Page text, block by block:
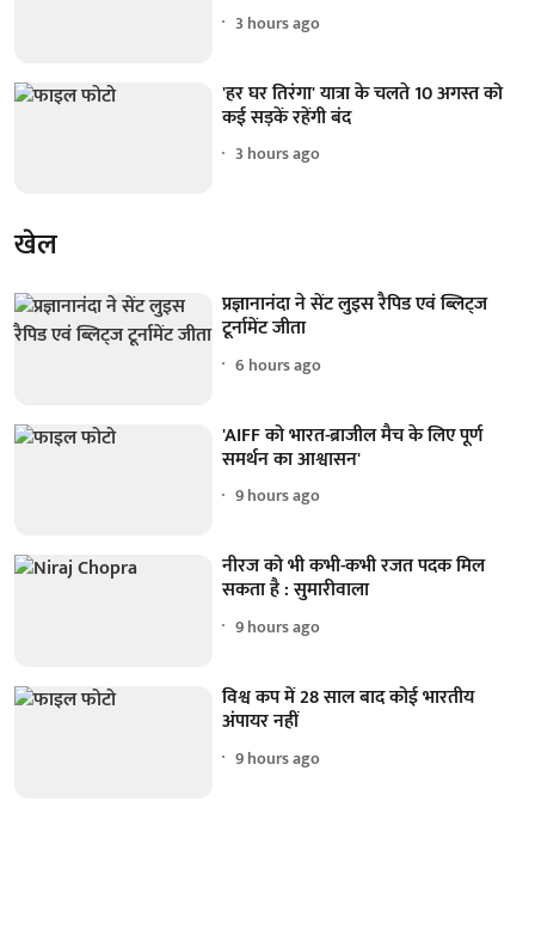
3 hours ago
'हर घर तिरंगा' यात्रा के चलते 10 अगस्त को
कई सड़कें रहेंगी बंद
3 hours ago
खेल
प्रज्ञानानंदा ने सेंट लुइस रैपिड एवं ब्लिट्ज
टूर्नामेंट जीता
6 hours ago
'AIFF को भारत-ब्राजील मैच के लिए पूर्ण
समर्थन का आश्वासन'
9 hours ago
नीरज को भी कभी-कभी रजत पदक मिल
सकता है : सुमारीवाला
9 hours ago
विश्व कप में 28 साल बाद कोई भारतीय
अंपायर नहीं
9 hours ago